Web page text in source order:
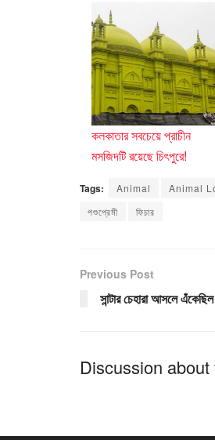
কলকাতার সবচেয়ে প্রাচীন
মসজিদটি রয়েছে চিৎপুরে!
Tags: Animal Animal
পশুপ্রেমী
ফিচার
Previous Post
সান্টার চেহারা আসলে
Discussion